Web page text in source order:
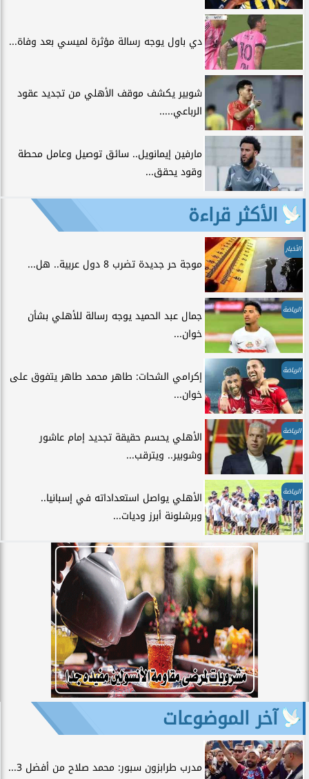
دي باول يوجه رسالة مؤثرة لميسي بعد وفاة...
شوبير يكشف موقف الأهلي من تجديد عقود
الرباعي.....
مارفين إيمانويل.. سائق توصيل وعامل محطة
وقود يحقق...
الأكثر قراءة
الأخبار
موجة حر جديدة تضرب 8 دول عربية.. هل...
الرياضة
جمال عبد الحميد يوجه رسالة للأهلي بشأن
خوان...
الرياضة
إكرامي الشحات: طاهر محمد طاهر يتفوق على
خوان...
الرياضة
الأهلي يحسم حقيقة تجديد إمام عاشور
وشوبير.. ويترقب...
الرياضة
الأهلي يواصل استعداداته في إسبانيا..
وبرشلونة أبرز وديات...
آخر الموضوعات
مدرب طرابزون سبور: محمد صلاح من أفضل 3...